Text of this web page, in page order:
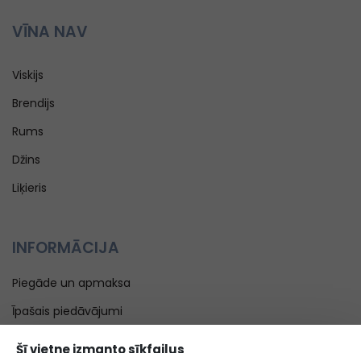
VĪNA NAV
Viskijs
Brendijs
Rums
Džins
Liķieris
INFORMĀCIJA
Piegāde un apmaksa
Īpašais piedāvājumi
Blogs
Šī vietne izmanto sīkfailus